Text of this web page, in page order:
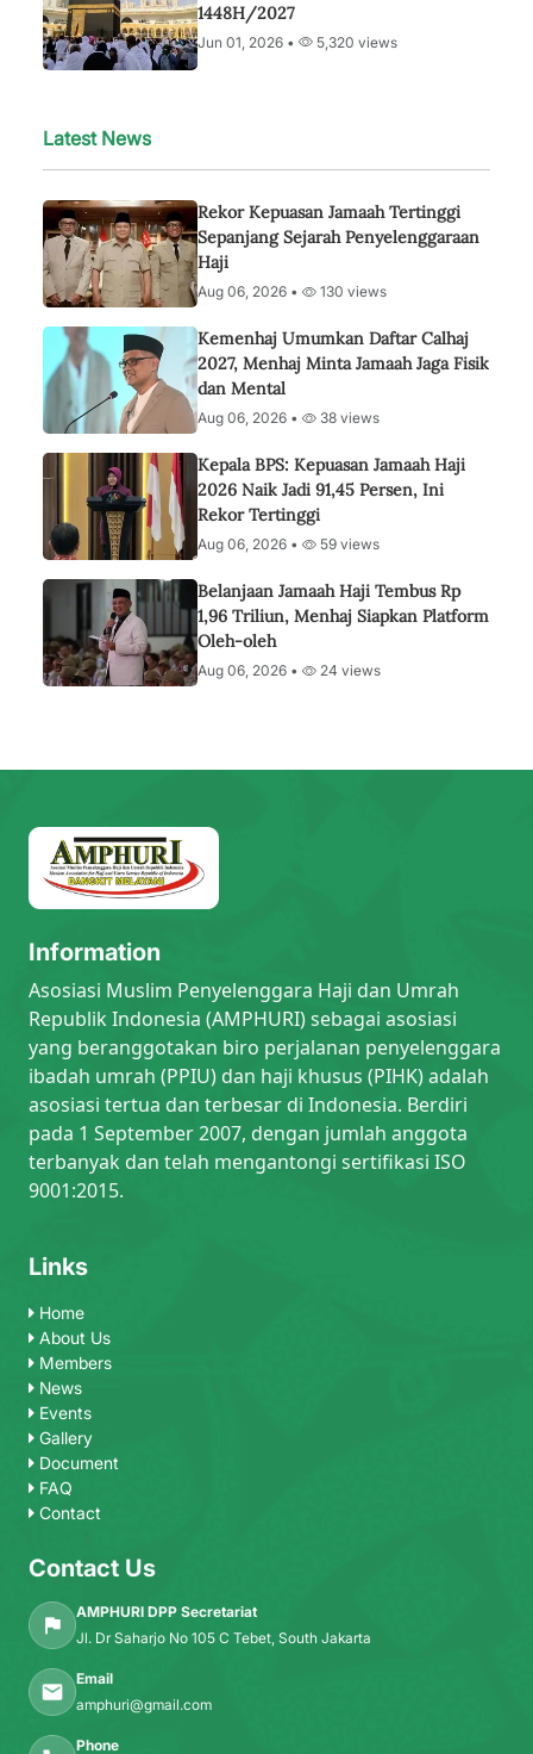
1448H/2027
Jun 01, 2026 • 5,320 views
Latest News
Rekor Kepuasan Jamaah Tertinggi
Sepanjang Sejarah Penyelenggaraan
Haji
Aug 06, 2026 • 130 views
Kemenhaj Umumkan Daftar Calhaj
2027, Menhaj Minta Jamaah Jaga Fisik
dan Mental
Aug 06, 2026 • 38 views
Kepala BPS: Kepuasan Jamaah Haji
2026 Naik Jadi 91,45 Persen, Ini
Rekor Tertinggi
Aug 06, 2026 • 59 views
Belanjaan Jamaah Haji Tembus Rp
1,96 Triliun, Menhaj Siapkan Platform
Oleh-oleh
Aug 06, 2026 • 24 views
Information
Asosiasi Muslim Penyelenggara Haji dan Umrah
Republik Indonesia (AMPHURI) sebagai asosiasi
yang beranggotakan biro perjalanan penyelenggara
ibadah umrah (PPIU) dan haji khusus (PIHK) adalah
asosiasi tertua dan terbesar di Indonesia. Berdiri
pada 1 September 2007, dengan jumlah anggota
terbanyak dan telah mengantongi sertifikasi ISO
9001:2015.
Links
Home
About Us
Members
News
Events
Gallery
Document
FAQ
Contact
Contact Us
AMPHURI DPP Secretariat
Jl. Dr Saharjo No 105 C Tebet, South Jakarta
Email
amphuri@gmail.com
Phone